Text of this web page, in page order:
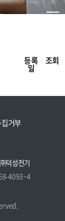
등록
일
조회
거부
덕성전기
4093~4